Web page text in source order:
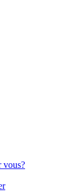
vous?